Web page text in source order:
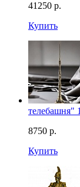
41250 р.
Купить
телебашня"
8750 р.
Купить